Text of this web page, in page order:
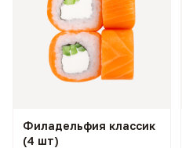
Филадельфия классик
(4 шт)